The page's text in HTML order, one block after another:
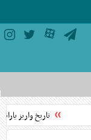
تاریخ واریز